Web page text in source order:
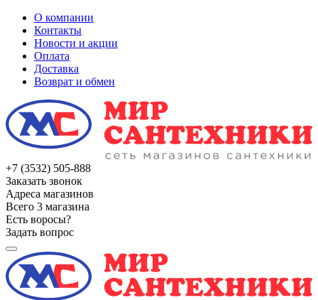
О компании
Контакты
Новости и акции
Оплата
Доставка
Возврат и обмен
+7 (3532) 505-888
Заказать звонок
Адреса магазинов
Всего 3 магазина
Есть воросы?
Задать вопрос